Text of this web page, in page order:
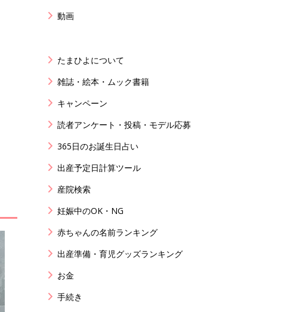
動画
たまひよについて
雑誌・絵本・ムック書籍
キャンペーン
読者アンケート・投稿・モデル応募
365日のお誕生日占い
出産予定日計算ツール
産院検索
妊娠中のOK・NG
赤ちゃんの名前ランキング
出産準備・育児グッズランキング
お金
手続き